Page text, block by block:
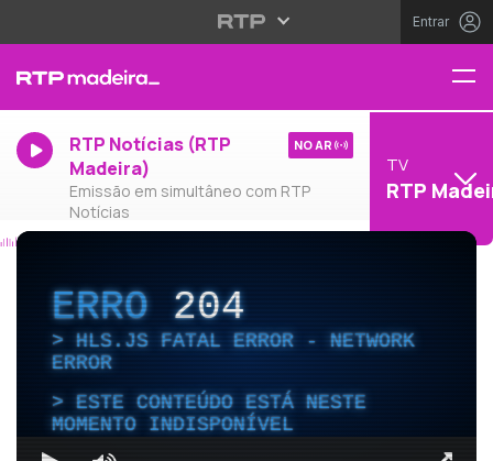
Entrar
RTP Notícias (RTP
Madeira)
Emissão em simultâneo com RTP
Notícias
NO AR
TV
RTP
ERRO204
HLS.JS FATAL ERROR - NETWORK
ERROR
ESTE CONTEÚDO ESTÁ NESTE
MOMENTO INDISPONÍVEL